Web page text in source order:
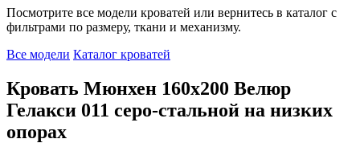
Посмотрите все модели кроватей или вернитесь в каталог с
фильтрами по размеру, ткани и механизму.
Все модели Каталог кроватей
Кровать Мюнхен 160х200 Велюр
Гелакси 011 серо-стальной на низких
опорах